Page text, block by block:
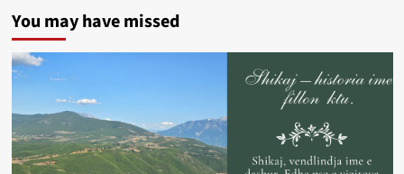
You may have missed